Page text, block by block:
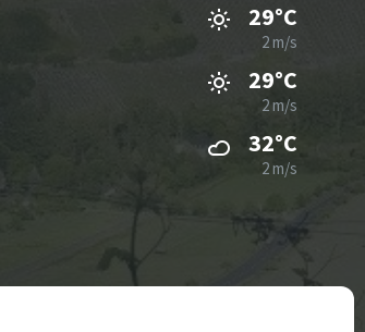
29°C
2 m/s
29°C
2 m/s
32°C
2 m/s